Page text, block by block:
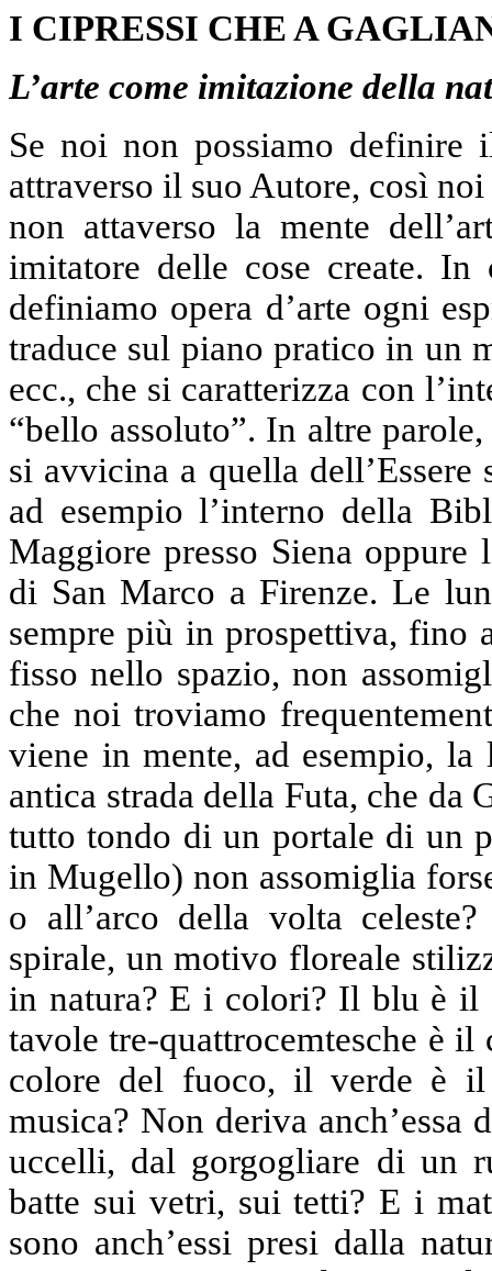
I CIPRESSI CHE A
L’arte come imitazione della
Se noi non possiamo definire
attraverso il suo Autore, così
non attaverso la mente
imitatore delle cose create. In
definiamo opera d’arte ogni
traduce sul piano pratico in un
ecc., che si caratterizza con
“bello assoluto”. In altre
si avvicina a quella
ad esempio l’interno della
Maggiore presso Siena
di San Marco a Firenze. Le
sempre più in prospettiva, fino
fisso nello spazio, non
che noi troviamo
viene in mente, ad esempio,
antica strada della Futa, che da
tutto tondo di un portale di un
in Mugello) non assomiglia
o all’arco della volta
spirale, un motivo floreale
in natura? E i colori? Il blu è il
tavole tre-quattrocemtesche è
colore del fuoco, il verde è
musica? Non deriva
uccelli, dal gorgogliare di un
batte sui vetri, sui tetti? E i
sono anch’essi presi dalla